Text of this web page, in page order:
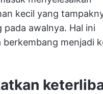
kecil yang
awalnya. Hal ini
berkembang menjadi